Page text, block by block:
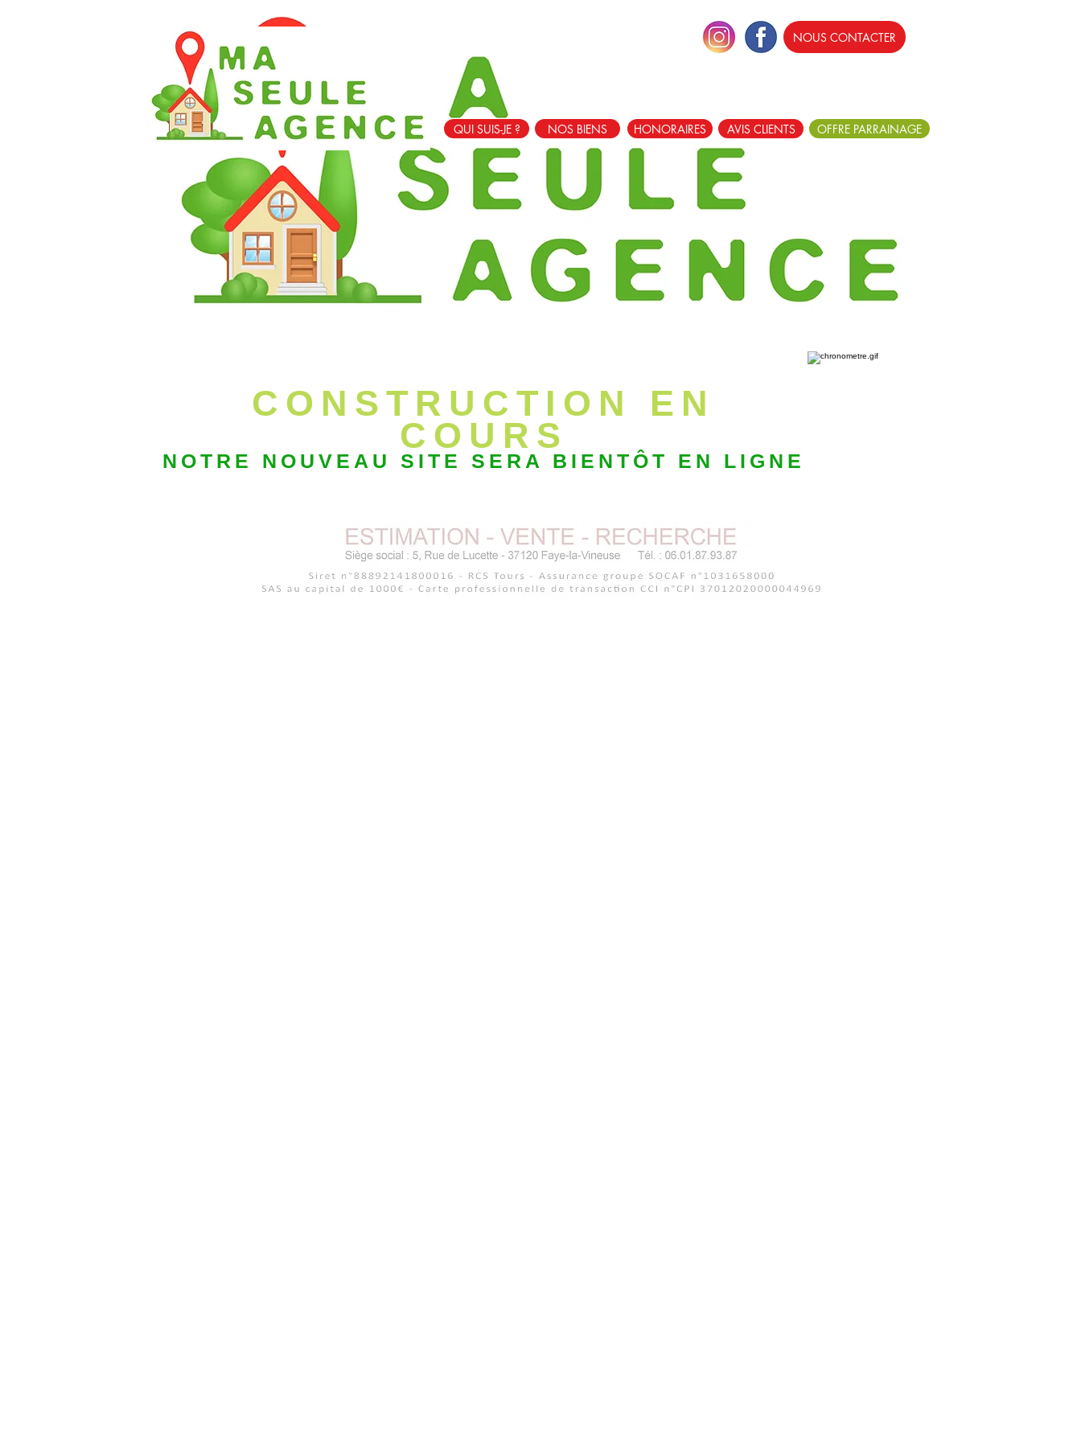
NOUS CONTACTER
CONSTRUCTION EN
COURS
NOTRE NOUVEAU SITE SERA BIENTÔT EN LIGNE
QUI SUIS-JE ? NOS BIENS HONORAIRES AVIS CLIENTS OFFRE PARRAINAGE